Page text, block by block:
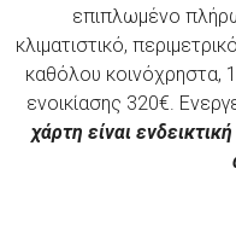
επιπλωμένο
κλιματιστικό,
καθόλου κοινόχρηστα,
ενοικίασης 320€.
χάρτη είναι